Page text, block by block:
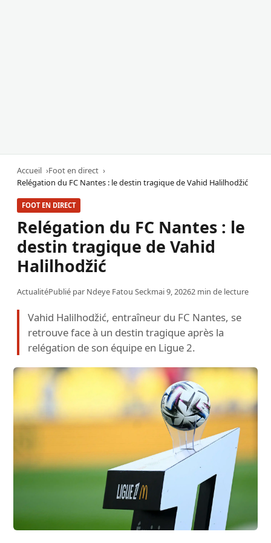
Accueil
Foot en direct
Relégation du FC Nantes : le destin tragique de Vahid Halilhodžić
FOOT EN DIRECT
Relégation du FC Nantes : le
destin tragique de Vahid
Halilhodžić
ActualitéPublié par Ndeye Fatou Seckmai 9, 20262 min de lecture
Vahid Halilhodžić, entraîneur du FC Nantes, se
retrouve face à un destin tragique après la
relégation de son équipe en Ligue 2.